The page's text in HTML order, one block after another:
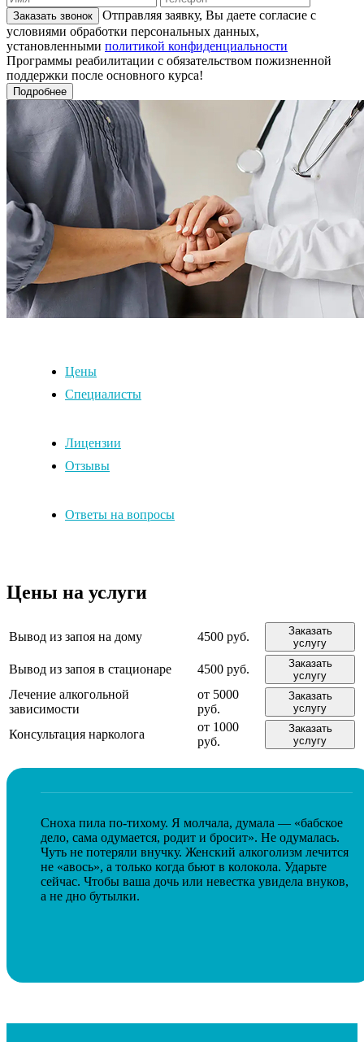
Заказать звонок
Отправляя заявку, Вы даете согласие с
условиями обработки персональных данных,
установленными политикой конфиденциальности
Программы реабилитации с обязательством пожизненной
поддержки после основного курса!
Подробнее
Цены
Специалисты
Лицензии
Отзывы
Ответы на вопросы
Цены на услуги
Вывод из запоя на дому 4500 руб.
Заказать
услугу
Вывод из запоя в стационаре 4500 руб.
Заказать
услугу
Лечение алкогольной
зависимости
от 5000
руб.
Заказать
услугу
Консультация нарколога
от 1000
руб.
Заказать
услугу
Сноха пила по-тихому. Я молчала, думала — «бабское
дело, сама одумается, родит и бросит». Не одумалась.
Чуть не потеряли внучку. Женский алкоголизм лечится
не «авось», а только когда бьют в колокола. Ударьте
сейчас. Чтобы ваша дочь или невестка увидела внуков,
а не дно бутылки.